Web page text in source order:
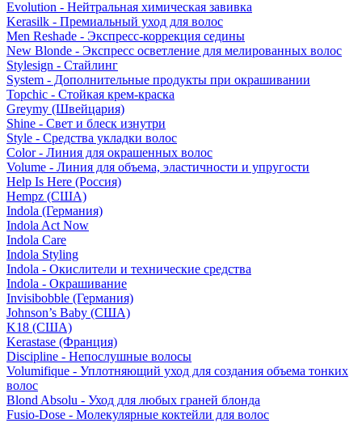
Evolution - Нейтральная химическая завивка
Kerasilk - Премиальный уход для волос
Men Reshade - Экспресс-коррекция седины
New Blonde - Экспресс осветление для мелированных волос
Stylesign - Стайлинг
System - Дополнительные продукты при окрашивании
Topchic - Стойкая крем-краска
Greymy (Швейцария)
Shine - Свет и блеск изнутри
Style - Средства укладки волос
Color - Линия для окрашенных волос
Volume - Линия для объема, эластичности и упругости
Help Is Here (Россия)
Hempz (США)
Indola (Германия)
Indola Act Now
Indola Care
Indola Styling
Indola - Окислители и технические средства
Indola - Окрашивание
Invisibobble (Германия)
Johnson’s Baby (США)
K18 (США)
Kerastase (Франция)
Discipline - Непослушные волосы
Volumifique - Уплотняющий уход для создания объема тонких
волос
Blond Absolu - Уход для любых граней блонда
Fusio-Dose - Молекулярные коктейли для волос